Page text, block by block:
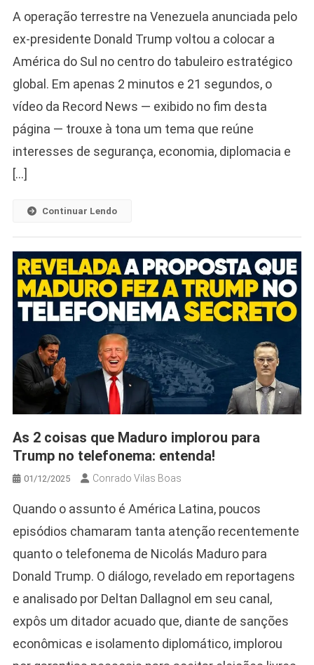
A operação terrestre na Venezuela anunciada pelo
ex-presidente Donald Trump voltou a colocar a
América do Sul no centro do tabuleiro estratégico
global. Em apenas 2 minutos e 21 segundos, o
vídeo da Record News — exibido no fim desta
página — trouxe à tona um tema que reúne
interesses de segurança, economia, diplomacia e
[…]
Continuar Lendo
As 2 coisas que Maduro implorou para
Trump no telefonema: entenda!
01/12/2025 Conrado Vilas Boas
Quando o assunto é América Latina, poucos
episódios chamaram tanta atenção recentemente
quanto o telefonema de Nicolás Maduro para
Donald Trump. O diálogo, revelado em reportagens
e analisado por Deltan Dallagnol em seu canal,
expôs um ditador acuado que, diante de sanções
econômicas e isolamento diplomático, implorou